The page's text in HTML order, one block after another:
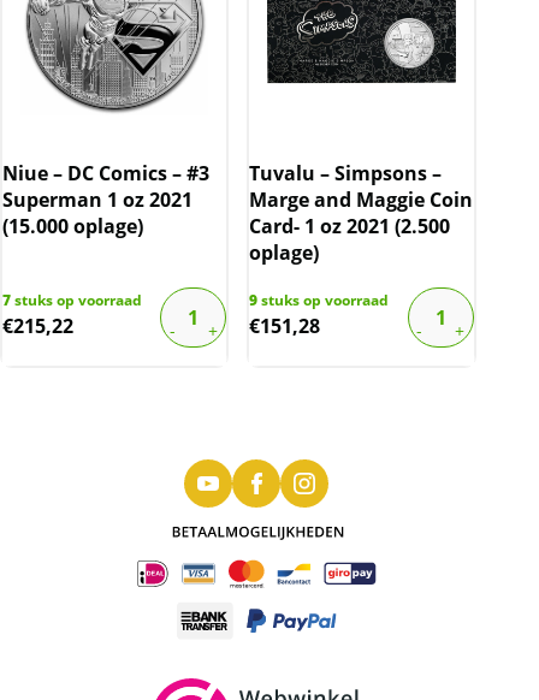
Niue – DC Comics – #3
Superman 1 oz 2021
(15.000 oplage)
7stuks op voorraad
€215,22
Tuvalu – Simpsons –
Marge and Maggie Coin
Card- 1 oz 2021 (2.500
oplage)
9stuks op voorraad
€151,28